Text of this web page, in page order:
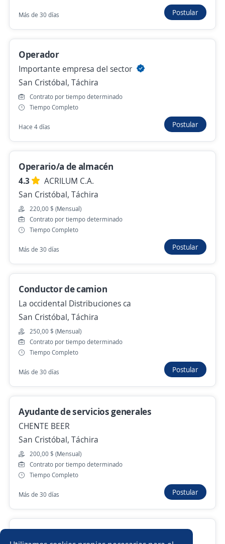
4,4
Supermercado Baratta C.A
San Cristóbal, Táchira
Más de 30 días
Auxiliar de Laboratorio Clínico
Biomediscan
Cárdenas, Táchira
Más de 30 días
Asistente Administrativo
SEGURIDAD ÁGUILA 24 I, C.A.
San Cristóbal, Táchira
300,00 $ (Mensual)
Más de 30 días
Ayudante de cocina, steward
Zona Pizza
San Cristóbal, Táchira
Más de 30 días
Nuevas ofertas de empleo
Empleos similares
Auxiliar administrativo/a
Asistente/a contable Asistente de ventas
Más de 30 días Postular
Operador
Importante empresa del sector
San Cristóbal, Táchira
Contrato por tiempo determinado
Tiempo Completo
Hace 4 días Postular
Operario/a de almacén
4.3
ACRILUM C.A.
San Cristóbal, Táchira
220,00 $ (Mensual)
Contrato por tiempo determinado
Tiempo Completo
Más de 30 días Postular
Conductor de camion
La occidental Distribuciones ca
San Cristóbal, Táchira
250,00 $ (Mensual)
Contrato por tiempo determinado
Tiempo Completo
Más de 30 días Postular
Ayudante de servicios generales
CHENTE BEER
San Cristóbal, Táchira
200,00 $ (Mensual)
Contrato por tiempo determinado
Tiempo Completo
Más de 30 días Postular